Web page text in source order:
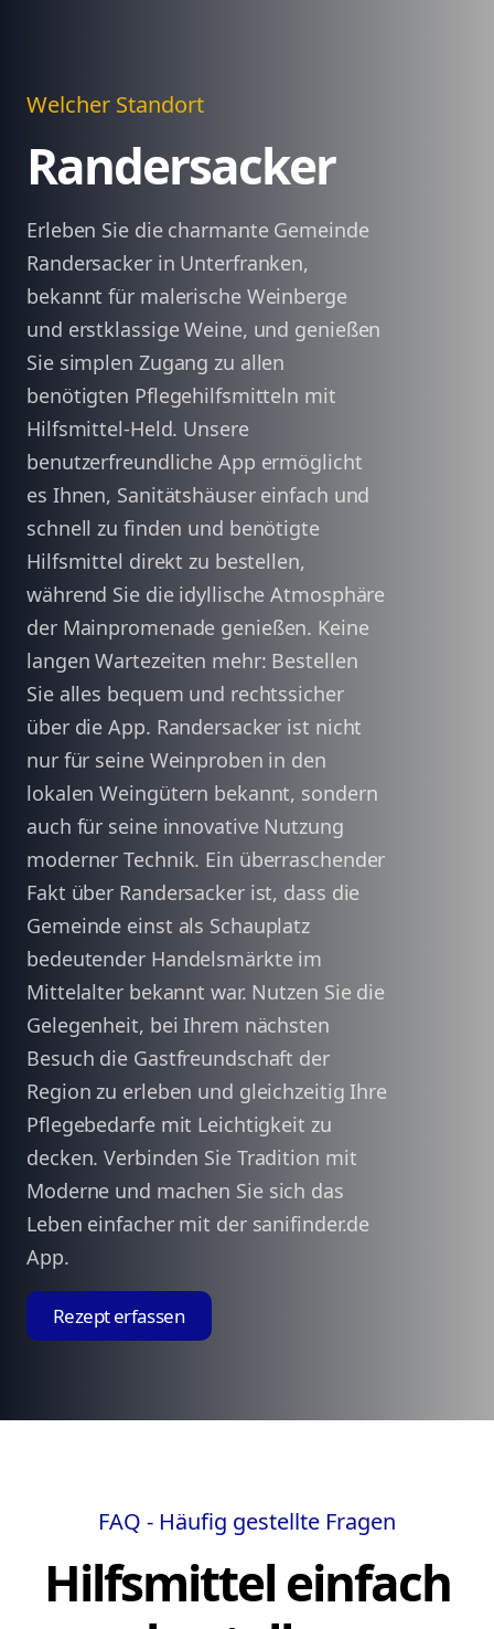
Welcher Standort
Randersacker
Erleben Sie die charmante Gemeinde
Randersacker in Unterfranken,
bekannt für malerische Weinberge
und erstklassige Weine, und genießen
Sie simplen Zugang zu allen
benötigten Pflegehilfsmitteln mit
Hilfsmittel-Held. Unsere
benutzerfreundliche App ermöglicht
es Ihnen, Sanitätshäuser einfach und
schnell zu finden und benötigte
Hilfsmittel direkt zu bestellen,
während Sie die idyllische Atmosphäre
der Mainpromenade genießen. Keine
langen Wartezeiten mehr: Bestellen
Sie alles bequem und rechtssicher
über die App. Randersacker ist nicht
nur für seine Weinproben in den
lokalen Weingütern bekannt, sondern
auch für seine innovative Nutzung
moderner Technik. Ein überraschender
Fakt über Randersacker ist, dass die
Gemeinde einst als Schauplatz
bedeutender Handelsmärkte im
Mittelalter bekannt war. Nutzen Sie die
Gelegenheit, bei Ihrem nächsten
Besuch die Gastfreundschaft der
Region zu erleben und gleichzeitig Ihre
Pflegebedarfe mit Leichtigkeit zu
decken. Verbinden Sie Tradition mit
Moderne und machen Sie sich das
Leben einfacher mit der sanifinder.de
App.
Rezept erfassen
FAQ - Häufig gestellte Fragen
Hilfsmittel einfach